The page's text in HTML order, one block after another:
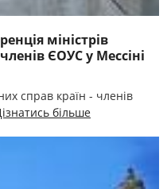
міністрів
ЄОУС у Мессіні
справ країн - членів
більше